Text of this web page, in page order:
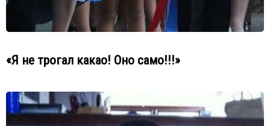
«Я не трогал какао! Оно само!!!»